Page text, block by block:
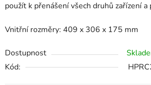
použít k přenášení všech druhů zařízení
Vnitřní rozměry: 409 x 306 x 175 mm
Dostupnost
Kód: